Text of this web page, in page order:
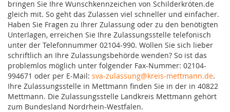
bringen Sie Ihre Wunschkennzeichen von Schilderkröten.de
gleich mit. So geht das Zulassen viel schneller und einfacher.
Haben Sie Fragen zu Ihrer Zulassung oder zu den benötigten
Unterlagen, erreichen Sie Ihre Zulassungsstelle telefonisch
unter der Telefonnummer 02104-990. Wollen Sie sich lieber
schriftlich an Ihre Zulassungsbehörde wenden? So ist das
problemlos möglich unter folgender Fax-Nummer: 02104-
994671 oder per E-Mail: sva-zulassung@kreis-mettmann.de.
Ihre Zulassungsstelle in Mettmann finden Sie in der in 40822
Mettmann. Die Zulassungsstelle Landkreis Mettmann gehört
zum Bundesland Nordrhein-Westfalen.